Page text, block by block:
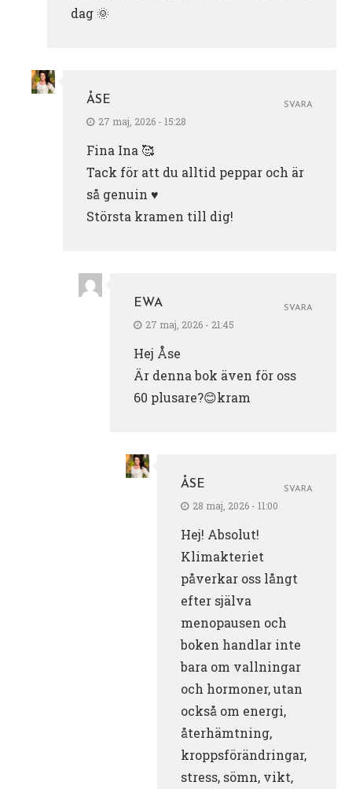
dag 🌞
ÅSE
27 maj, 2026 - 15:28
Fina Ina 🥰
Tack för att du alltid peppar och är
så genuin ♥️
Största kramen till dig!
SVARA
EWA
27 maj, 2026 - 21:45
Hej Åse
Är denna bok även för oss
60 plusare?😊kram
SVARA
ÅSE
28 maj, 2026 - 11:00
Hej! Absolut!
Klimakteriet
påverkar oss långt
efter själva
menopausen och
boken handlar inte
bara om vallningar
och hormoner, utan
också om energi,
återhämtning,
kroppsförändringar,
stress, sömn, vikt,
SVARA